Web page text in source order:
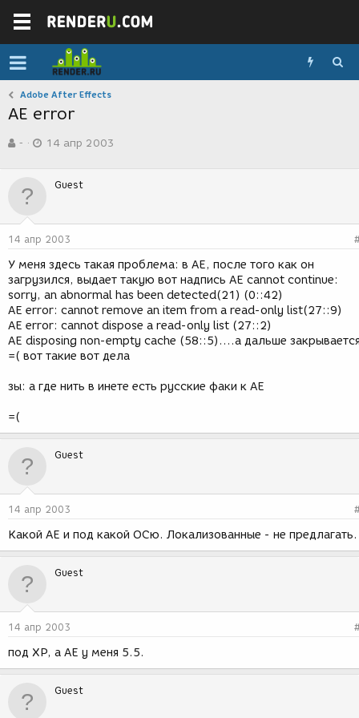
Adobe After Effects
AE error
в
р
м
-
а
д
н
и
я
14 апр 2003
Guest
14 апр 2003
У меня здесь такая проблема: в AE, после того как он
загрузился, выдает такую вот надпись AE cannot continue:
sorry, an abnormal has been detected(21) (0::42)
AE error: cannot remove an item from a read-only list(27::9)
AE error: cannot dispose a read-only list (27::2)
AE disposing non-empty cache (58::5)....а дальше
=( вот такие вот дела
зы: а где нить в инете есть русские факи к АЕ
=(
Guest
14 апр 2003
Какой АЕ и под какой ОСю. Локализованные - не предлагать.
Guest
14 апр 2003
под XР, а АЕ у меня 5.5.
Guest